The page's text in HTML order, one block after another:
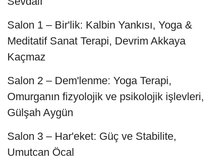
Salon 1 – Bir'lik: Kalbin Yankısı, Yoga &
Meditatif Sanat Terapi, Devrim Akkaya
Kaçmaz
Salon 2 – Dem'lenme: Yoga Terapi,
Omurganın fizyolojik ve psikolojik işlevleri,
Gülşah Aygün
Salon 3 – Har'eket: Güç ve Stabilite,
Umutcan Öcal